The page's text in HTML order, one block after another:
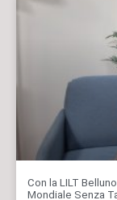
Con la LILT
Mondiale Senza